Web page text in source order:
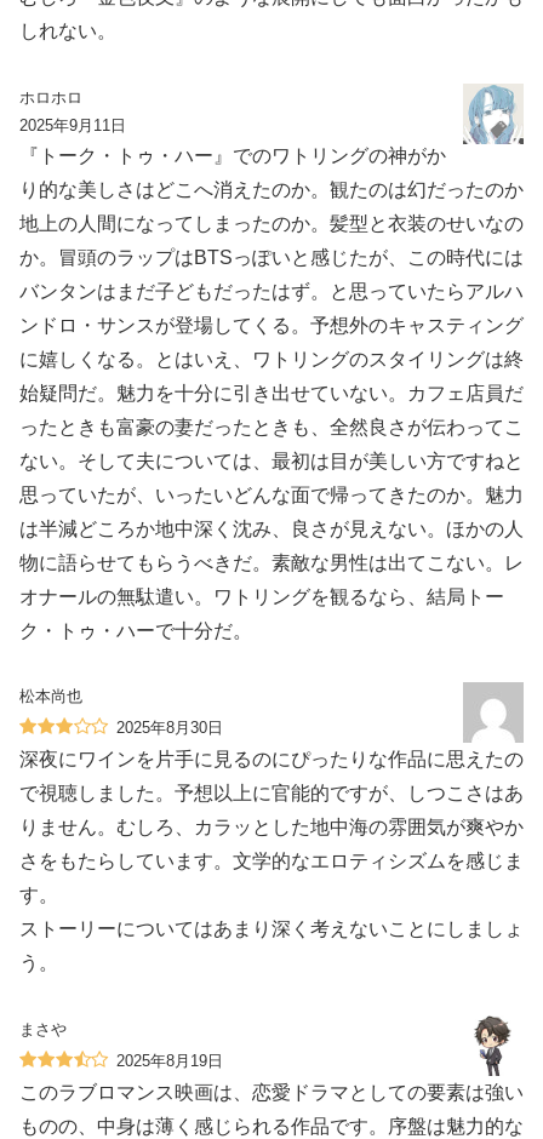
しれない。
ホロホロ
2025年9月11日
『トーク・トゥ・ハー』でのワトリングの神がか
り的な美しさはどこへ消えたのか。観たのは幻だったのか
地上の人間になってしまったのか。髪型と衣装のせいなの
か。冒頭のラップはBTSっぽいと感じたが、この時代には
バンタンはまだ子どもだったはず。と思っていたらアルハ
ンドロ・サンスが登場してくる。予想外のキャスティング
に嬉しくなる。とはいえ、ワトリングのスタイリングは終
始疑問だ。魅力を十分に引き出せていない。カフェ店員だ
ったときも富豪の妻だったときも、全然良さが伝わってこ
ない。そして夫については、最初は目が美しい方ですねと
思っていたが、いったいどんな面で帰ってきたのか。魅力
は半減どころか地中深く沈み、良さが見えない。ほかの人
物に語らせてもらうべきだ。素敵な男性は出てこない。レ
オナールの無駄遣い。ワトリングを観るなら、結局トー
ク・トゥ・ハーで十分だ。
松本尚也
2025年8月30日
深夜にワインを片手に見るのにぴったりな作品に思えたの
で視聴しました。予想以上に官能的ですが、しつこさはあ
りません。むしろ、カラッとした地中海の雰囲気が爽やか
さをもたらしています。文学的なエロティシズムを感じま
す。
ストーリーについてはあまり深く考えないことにしましょ
う。
まさや
2025年8月19日
このラブロマンス映画は、恋愛ドラマとしての要素は強い
ものの、中身は薄く感じられる作品です。序盤は魅力的な